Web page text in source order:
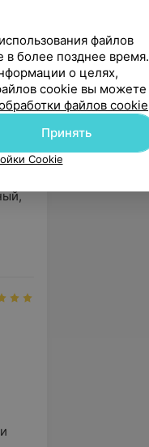
40
файлов
в более позднее время.
о целях,
cookie вы можете
файлов cookie
Принять
Cookie